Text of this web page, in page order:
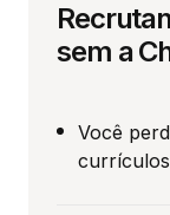
sem a
Você